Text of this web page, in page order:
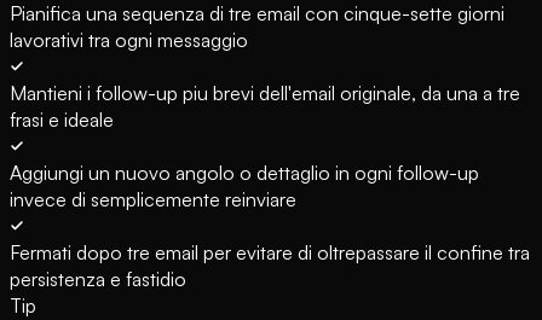
Pianifica una sequenza di tre email con cinque-sette giorni
lavorativi tra ogni messaggio
Mantieni i follow-up piu brevi dell'email originale, da una a tre
frasi e ideale
Aggiungi un nuovo angolo o dettaglio in ogni follow-up
invece di semplicemente reinviare
Fermati dopo tre email per evitare di oltrepassare il confine tra
persistenza e fastidio
Tip